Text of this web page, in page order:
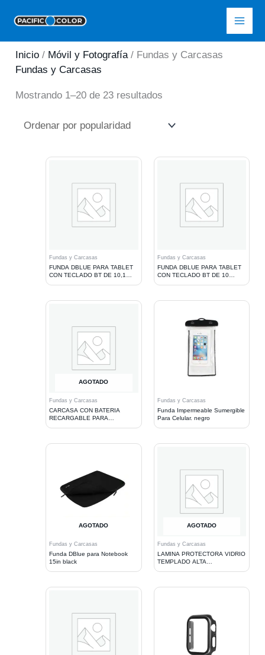
contenido
Inicio / Móvil y Fotografía/ Fundas y Carcasas
Fundas y Carcasas
Mostrando 1–20 de 23 resultados
popularidad
Fundas y Carcasas
FUNDA DBLUE PARA TABLET
CON TECLADO BT DE 10,1
Fundas y Carcasas
FUNDA DBLUE PARA TABLET
CON TECLADO BT DE 10
AGOTADO
Fundas y Carcasas
CARCASA CON BATERIA
RECARGABLE PARA
Fundas y Carcasas
Funda Impermeable Sumergible
Para Celular. negro
AGOTADO
Fundas y Carcasas
Funda DBlue para Notebook
15in black
AGOTADO
Fundas y Carcasas
LAMINA PROTECTORA VIDRIO
TEMPLADO ALTA